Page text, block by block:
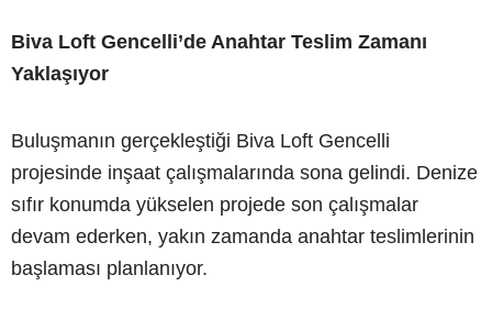
Biva Loft Gencelli’de Anahtar Teslim Zamanı
Yaklaşıyor
Buluşmanın gerçekleştiği Biva Loft Gencelli
projesinde inşaat çalışmalarında sona gelindi. Denize
sıfır konumda yükselen projede son çalışmalar
devam ederken, yakın zamanda anahtar teslimlerinin
başlaması planlanıyor.